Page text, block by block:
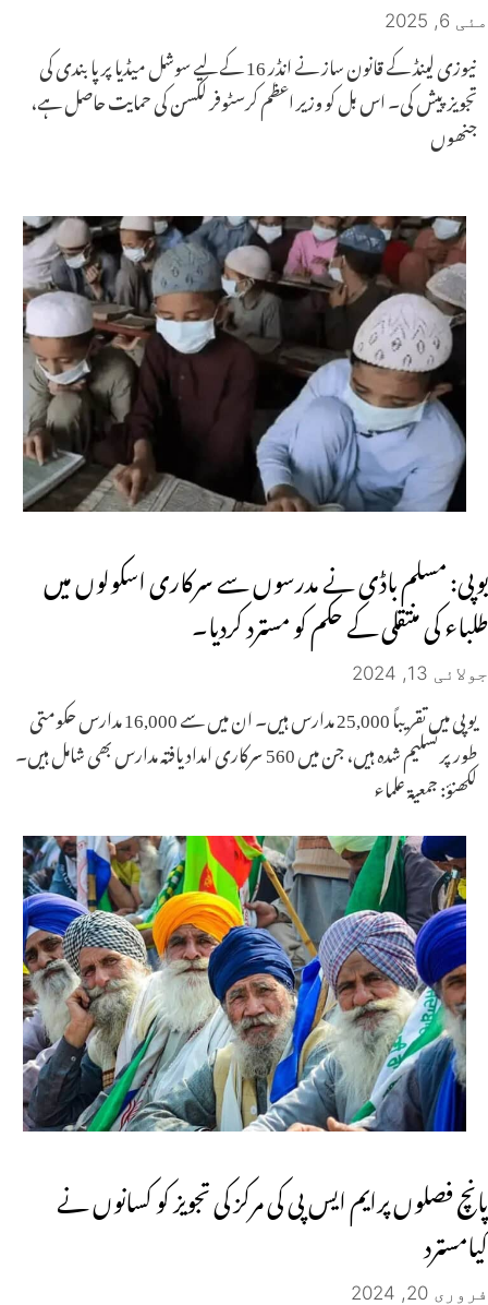
مئی 6, 2025
نیوزی لینڈ کے قانون ساز نے انڈر 16 کے لیے سوشل میڈیا پر پابندی کی
تجویز پیش کی۔ اس بل کو وزیر اعظم کرسٹوفر لکسن کی حمایت حاصل ہے،
جنھوں
یوپی: مسلم باڈی نے مدرسوں سے سرکاری اسکولوں میں
طلباء کی منتقلی کے حکم کو مسترد کردیا۔
جولائی 13, 2024
یوپی میں تقریباً 25,000 مدارس ہیں۔ ان میں سے 16,000 مدارس حکومتی
طور پر تسلیم شدہ ہیں، جن میں 560 سرکاری امداد یافتہ مدارس بھی شامل ہیں۔
لکھنؤ: جمعیۃ علماء
پانچ فصلوں پرایم ایس پی کی مرکز کی تجویز کو کسانوں نے
کیامسترد
فروری 20, 2024